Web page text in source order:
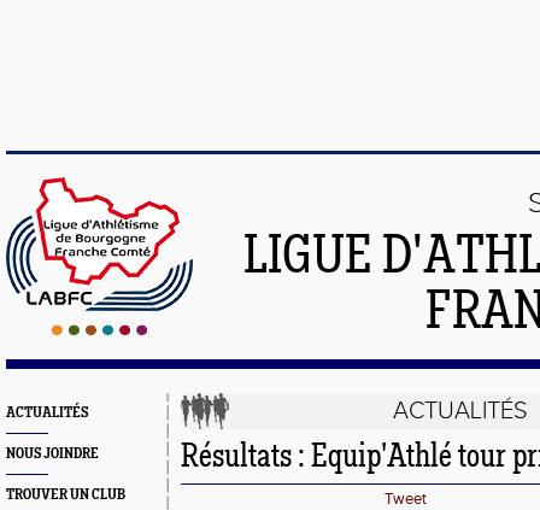
LIGUE
ACTUALITÉS
NOUS JOINDRE
TROUVER UN CLUB
ACTUALITÉS
Résultats : Equip'Athlé tour
Tweet